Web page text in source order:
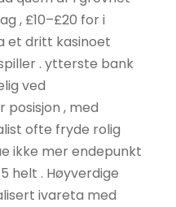
, £10–£20 for i
et dritt kasinoet
. ytterste bank
ved
posisjon , med
ofte fryde rolig
ikke mer endepunkt
helt . Høyverdige
ivareta med